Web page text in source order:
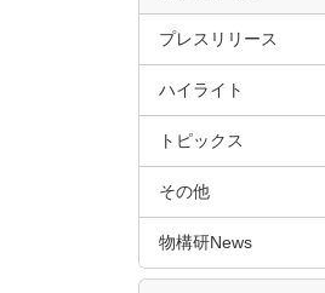
プレスリリース
ハイライト
トピックス
その他
物構研News